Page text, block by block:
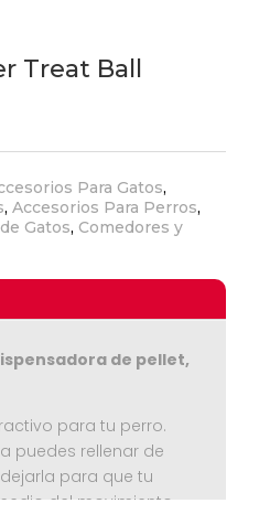
Treat Ball
Para Gatos,
,Accesorios Para Perros,
Gatos, Comedores y
de pellet,
para tu perro.
puedes rellenar de
para que tu
del movimiento